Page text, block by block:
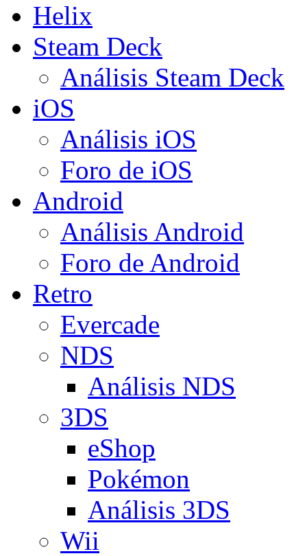
Helix
Steam Deck
Análisis Steam Deck
iOS
Análisis iOS
Foro de iOS
Android
Análisis Android
Foro de Android
Retro
Evercade
NDS
Análisis NDS
3DS
eShop
Pokémon
Análisis 3DS
Wii